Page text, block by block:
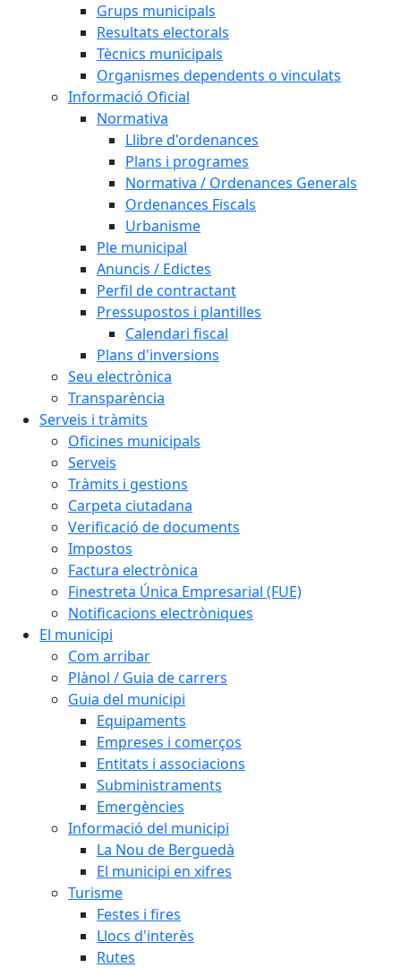
Grups municipals
Resultats electorals
Tècnics municipals
Organismes dependents o vinculats
Informació Oficial
Normativa
Llibre d'ordenances
Plans i programes
Normativa / Ordenances Generals
Ordenances Fiscals
Urbanisme
Ple municipal
Anuncis / Edictes
Perfil de contractant
Pressupostos i plantilles
Calendari fiscal
Plans d'inversions
Seu electrònica
Transparència
Serveis i tràmits
Oficines municipals
Serveis
Tràmits i gestions
Carpeta ciutadana
Verificació de documents
Impostos
Factura electrònica
Finestreta Única Empresarial (FUE)
Notificacions electròniques
El municipi
Com arribar
Plànol / Guia de carrers
Guia del municipi
Equipaments
Empreses i comerços
Entitats i associacions
Subministraments
Emergències
Informació del municipi
La Nou de Berguedà
El municipi en xifres
Turisme
Festes i fires
Llocs d'interès
Rutes